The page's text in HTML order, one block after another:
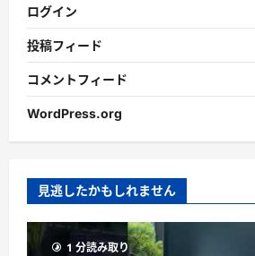
ログイン
投稿フィード
コメントフィード
WordPress.org
見逃したかもしれません
1 分読み取り